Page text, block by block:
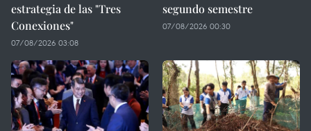
estrategia de las "Tres
Conexiones"
07/08/2026 03:08
segundo semestre
07/08/2026 00:30